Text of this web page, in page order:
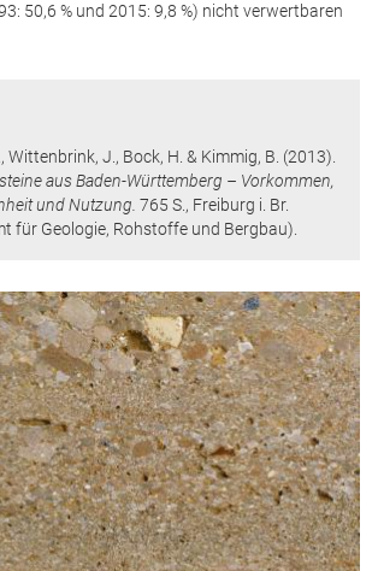
50,6 % und 2015: 9,8 %) nicht verwertbaren
Wittenbrink, J., Bock, H. & Kimmig, B. (2013).
aus Baden-Württemberg – Vorkommen,
und Nutzung. 765 S., Freiburg i. Br.
für Geologie, Rohstoffe und Bergbau).